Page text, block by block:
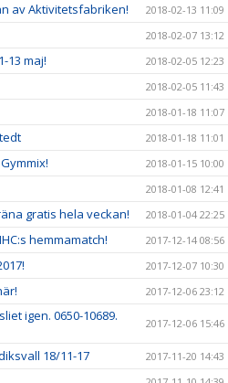
av Aktivitetsfabriken! 2018-02-13 11:09
2018-02-07 13:12
13 maj! 2018-02-05 12:23
2018-02-05 11:43
2018-01-18 11:07
2018-01-18 11:01
2018-01-15 10:00
2018-01-08 12:41
gratis hela veckan! 2018-01-04 22:25
hemmamatch! 2017-12-14 08:56
2017-12-07 10:30
2017-12-06 23:12
igen. 0650-10689.
2017-12-06 15:46
18/11-17
2017-11-20 14:43